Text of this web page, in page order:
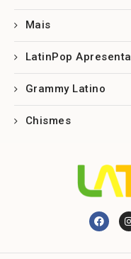
Mais
LatinPop Apresenta
Grammy Latino
Chismes